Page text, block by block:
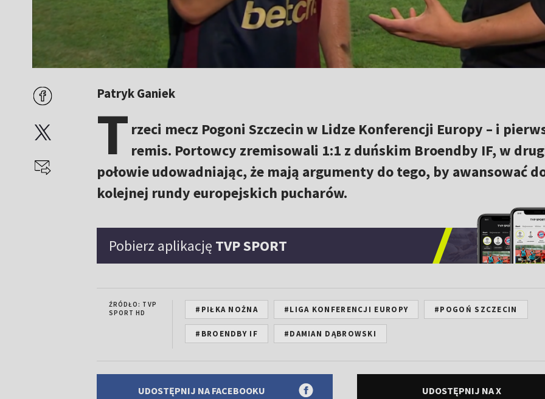
Patryk Ganiek
T rzeci mecz Pogoni Szczecin w Lidze Konferencji Europy – i
remis. Portowcy zremisowali 1:1 z duńskim Broendby IF, w
połowie udowadniając, że mają argumenty do tego, by awansować
kolejnej rundy europejskich pucharów.
Pobierz aplikację TVP SPORT
ŹRÓDŁO: TVP
SPORT HD
#PIŁKA NOŻNA #LIGA KONFERENCJI EUROPY #POGOŃ SZCZECIN
#BROENDBY IF #DAMIAN DĄBROWSKI
UDOSTĘPNIJ NA FACEBOOKU UDOSTĘPNIJ NA X